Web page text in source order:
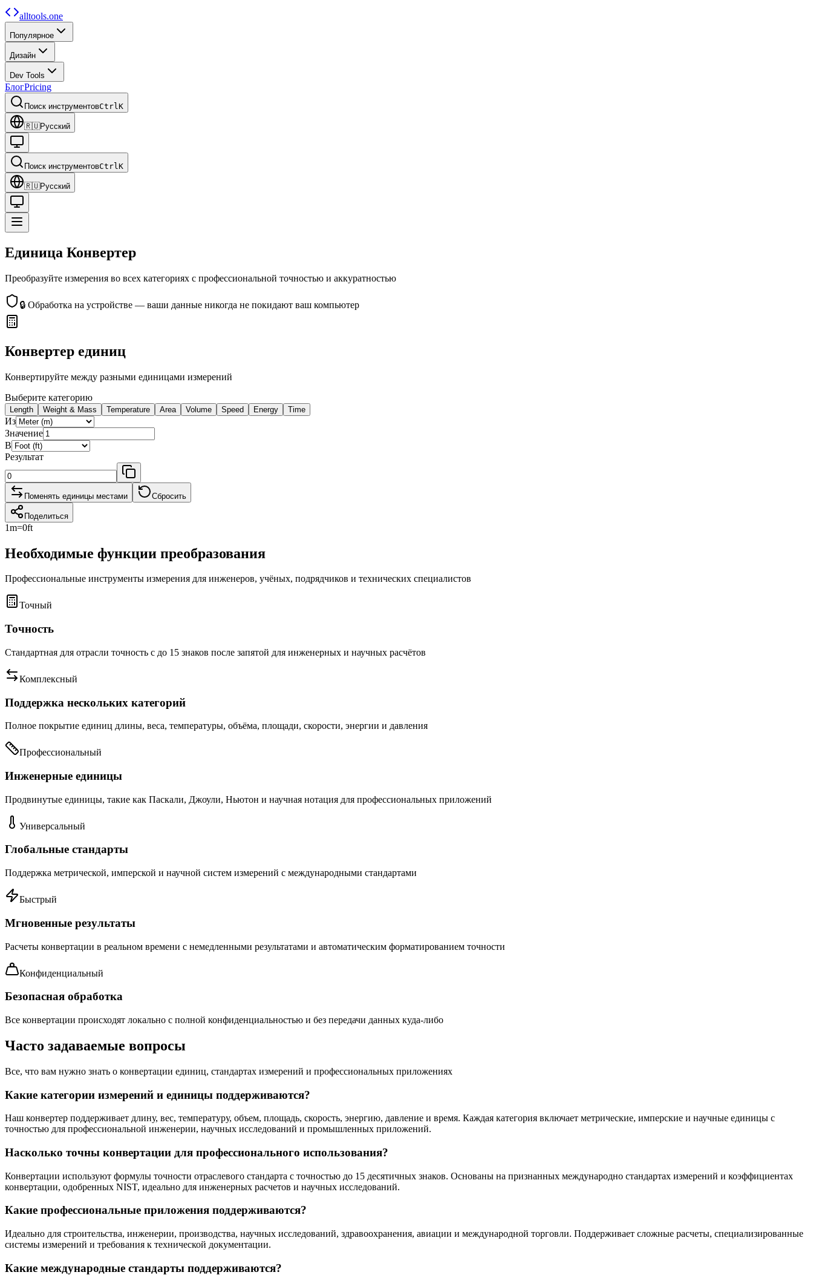
alltools.one
Популярное
Дизайн
Dev Tools
БлогPricing
Поиск инструментовCtrlK
🇷🇺Русский
Поиск инструментовCtrlK
🇷🇺Русский
Единица Конвертер
Преобразуйте измерения во всех категориях с профессиональной точностью и аккуратностью
🔒 Обработка на устройстве — ваши данные никогда не покидают ваш компьютер
Конвертер единиц
Конвертируйте между разными единицами измерений
Выберите категорию
Length Weight & Mass Temperature Area Volume Speed Energy Time
Из
Значение
В
Результат
Поменять единицы местами Сбросить
Поделиться
1m=0ft
Необходимые функции преобразования
Профессиональные инструменты измерения для инженеров, учёных, подрядчиков и технических специалистов
Точный
Точность
Стандартная для отрасли точность с до 15 знаков после запятой для инженерных и научных расчётов
Комплексный
Поддержка нескольких категорий
Полное покрытие единиц длины, веса, температуры, объёма, площади, скорости, энергии и давления
Профессиональный
Инженерные единицы
Продвинутые единицы, такие как Паскали, Джоули, Ньютон и научная нотация для профессиональных приложений
Универсальный
Глобальные стандарты
Поддержка метрической, имперской и научной систем измерений с международными стандартами
Быстрый
Мгновенные результаты
Расчеты конвертации в реальном времени с немедленными результатами и автоматическим форматированием точности
Конфиденциальный
Безопасная обработка
Все конвертации происходят локально с полной конфиденциальностью и без передачи данных куда-либо
Часто задаваемые вопросы
Все, что вам нужно знать о конвертации единиц, стандартах измерений и профессиональных приложениях
Какие категории измерений и единицы поддерживаются?
Наш конвертер поддерживает длину, вес, температуру, объем, площадь, скорость, энергию, давление и время. Каждая категория включает метрические, имперские и научные единицы с
точностью для профессиональной инженерии, научных исследований и промышленных приложений.
Насколько точны конвертации для профессионального использования?
Конвертации используют формулы точности отраслевого стандарта с точностью до 15 десятичных знаков. Основаны на признанных международно стандартах измерений и коэффициентах
конвертации, одобренных NIST, идеально для инженерных расчетов и научных исследований.
Какие профессиональные приложения поддерживаются?
Идеально для строительства, инженерии, производства, научных исследований, здравоохранения, авиации и международной торговли. Поддерживает сложные расчеты, специализированные
системы измерений и требования к технической документации.
Какие международные стандарты поддерживаются?